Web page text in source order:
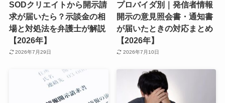
SODクリエイトから開示請
求が届いたら？示談金の相
場と対処法を弁護士が解説
【2026年】
2026年7月29日
プロバイダ別｜発信者情報
開示の意見照会書・通知書
が届いたときの対応まとめ
【2026年】
2026年7月10日